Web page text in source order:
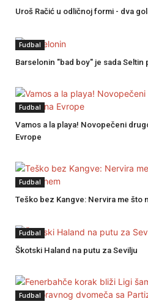
Uroš Račić u odličnoj formi - dva
Fudbal
Barselonin "bad boy" je sada Seltin
Fudbal
Vamos a la playa! Novopečeni
Evrope
Fudbal
Teško bez Kangve: Nervira me što
Fudbal
Škotski Haland na putu za Sevilju
Fudbal